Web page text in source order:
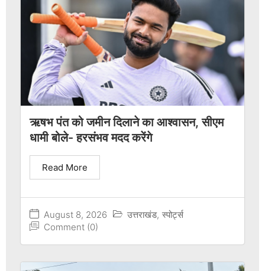
ऋषभ पंत को जमीन दिलाने का आश्वासन, सीएम
धामी बोले- हरसंभव मदद करेंगे
August 8, 2026 उत्तराखंड, स्पोर्ट्स
Comment (0)
Read More